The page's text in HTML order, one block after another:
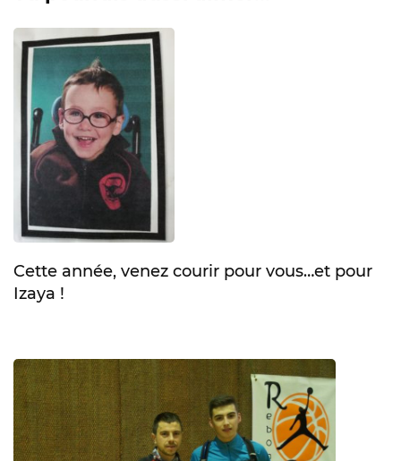
Cette année, venez courir pour vous…et pour
Izaya !